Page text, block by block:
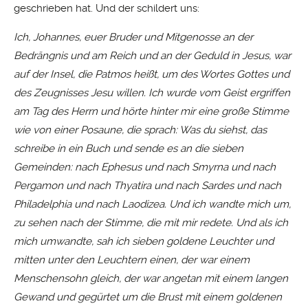
geschrieben hat. Und der schildert uns:
Ich, Johannes, euer Bruder und Mitgenosse an der
Bedrängnis und am Reich und an der Geduld in Jesus, war
auf der Insel, die Patmos heißt, um des Wortes Gottes und
des Zeugnisses Jesu willen. Ich wurde vom Geist ergriffen
am Tag des Herrn und hörte hinter mir eine große Stimme
wie von einer Posaune, die sprach: Was du siehst, das
schreibe in ein Buch und sende es an die sieben
Gemeinden: nach Ephesus und nach Smyrna und nach
Pergamon und nach Thyatira und nach Sardes und nach
Philadelphia und nach Laodizea. Und ich wandte mich um,
zu sehen nach der Stimme, die mit mir redete. Und als ich
mich umwandte, sah ich sieben goldene Leuchter und
mitten unter den Leuchtern einen, der war einem
Menschensohn gleich, der war angetan mit einem langen
Gewand und gegürtet um die Brust mit einem goldenen